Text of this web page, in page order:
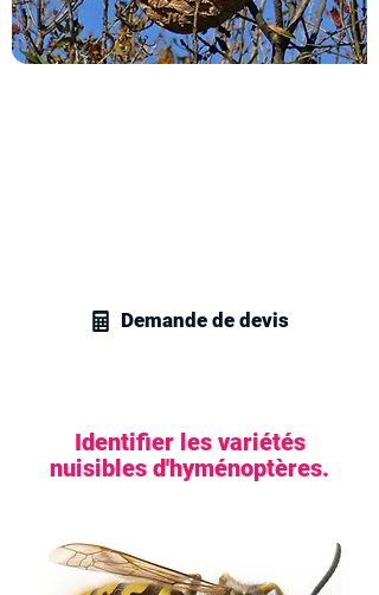
Demande de devis
Identifier les variétés
nuisibles d'hyménoptères.